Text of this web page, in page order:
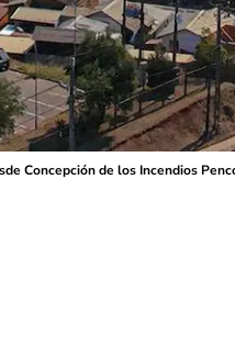
Concepción de los Incendios